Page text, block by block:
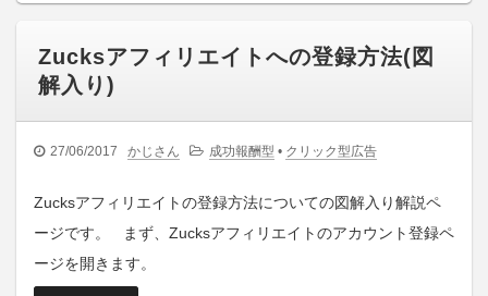
Zucksアフィリエイトへの登録方法(図
解入り)
27/06/2017 かじさん 成功報酬型 • クリック型広告
Zucksアフィリエイトの登録方法についての図解入り解説ペ
ージです。 まず、Zucksアフィリエイトのアカウント登録ペ
ージを開きます。